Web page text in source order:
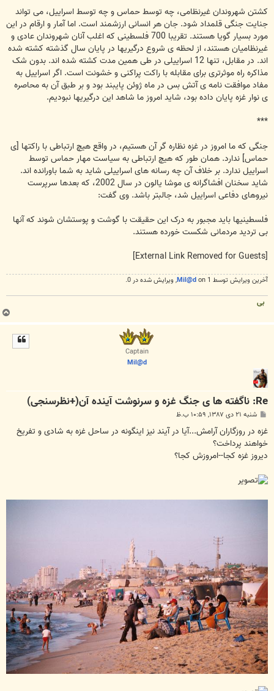
کشتن شهروندان غیرنظامی، چه توسط حماس و چه توسط اسراییل، می تواند
جنایت جنگی قلمداد شود. جان هر انسانی ارزشمند است. اما آمار و ارقام در این
مورد بسیار گویا هستند. تقریبا 700 فلسطینی که اغلب آنان شهروندان عادی و
غیرنظامیان هستند، از لحظه ی شروع درگیریها در پایان سال گذشته کشته شده
اند. در مقابل، تنها 12 اسراییلی در طی همین مدت کشته شده اند. بدون شک
مذاکره راه موثرتری برای مقابله با راکت پراکنی و خشونت است. اگر اسراییل به
مفاد موافقت نامه ی آتش بس در ماه ژوئن پایبند بود و بر طبق آن به محاصره
ی نوار غزه پایان داده بود، شاید امروز ما شاهد این درگیریها نبودیم.
***
جنگی که ما امروز در غزه نظاره گر آن هستیم، در واقع هیچ ارتباطی با راکتها [ی
حماس] ندارد. همان طور که هیچ ارتباطی به سیاست مهار حماس توسط
اسراییل ندارد. بر خلاف آن چه رسانه های اسراییلی شاید به شما باورانده اند.
شاید سخنان افشاگرانه ی موشا یالون در سال 2002، که بعدها سرپرست
نیروهای دفاعی اسراییل شد، جالبتر باشد. وی گفت:
فلسطینیها باید مجبور به درک این حقیقت با گوشت و پوستشان شوند که آنها
بی تردید مردمانی شکست خورده هستند.
آخرین ويرايش توسط 1 on Mil@d, ويرايش شده در 0.
بی
ب
ا
Captain
Mil@d
Re: ناگفته ها ی جنگ غزه و سرنوشت آینده آن(+نظرسنجی)
پ
ت
شنبه ۲۱ دی ۱۳۸۷, ۱۰:۵۹ ب.ظ
غزه در روزگاران آرامش...آیا در آیند نیز اینگونه در ساحل غزه به شادی و تفریخ
خواهند پرداخت؟
دیروز غزه کجا--امروزش کجا؟